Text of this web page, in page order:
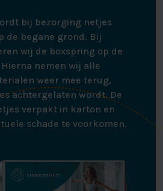
bij bezorging netjes
de begane grond. Bij
wij de boxspring op de
nemen wij alle
weer mee terug,
achtergelaten wordt. De
verpakt in karton en
schade te voorkomen.